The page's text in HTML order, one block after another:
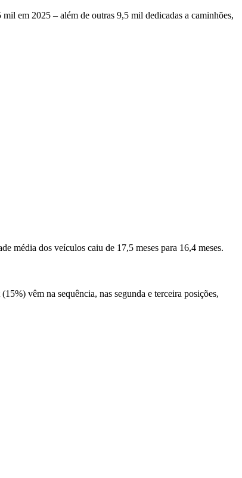
em 2025 – além de outras 9,5 mil dedicadas a caminhões,
média dos veículos caiu de 17,5 meses para 16,4 meses.
vêm na sequência, nas segunda e terceira posições,